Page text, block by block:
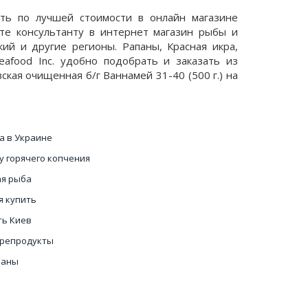
по лучшей стоимости в онлайн магазине
консультанту в интернет магазин рыбы и
и другие регионы. Рапаны, Красная икра,
Inc. удобно подобрать и заказать из
очищенная б/г Ваннамей 31-40 (500 г.) на
в Украине
горячего копчения
рыба
купить
Киев